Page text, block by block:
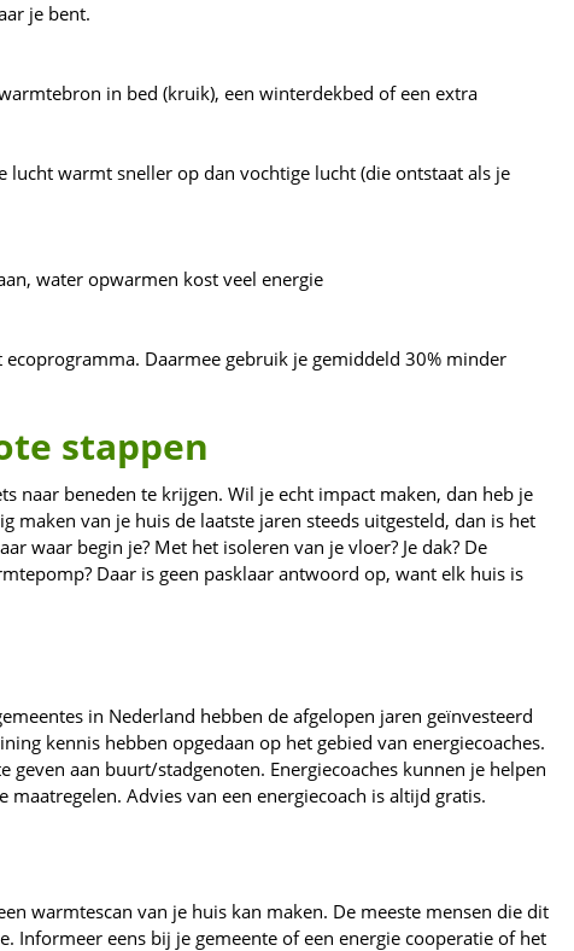
je bent.
in bed (kruik), een winterdekbed of een extra
lucht warmt sneller op dan vochtige lucht (die ontstaat als je
water opwarmen kost veel energie
Daarmee gebruik je gemiddeld 30% minder
stappen
naar beneden te krijgen. Wil je echt impact maken, dan heb je
maken van je huis de laatste jaren steeds uitgesteld, dan is het
waar begin je? Met het isoleren van je vloer? Je dak? De
Daar is geen pasklaar antwoord op, want elk huis is
in Nederland hebben de afgelopen jaren geïnvesteerd
kennis hebben opgedaan op het gebied van energiecoaches.
aan buurt/stadgenoten. Energiecoaches kunnen je helpen
Advies van een energiecoach is altijd gratis.
warmtescan van je huis kan maken. De meeste mensen die dit
Informeer eens bij je gemeente of een energie cooperatie of het